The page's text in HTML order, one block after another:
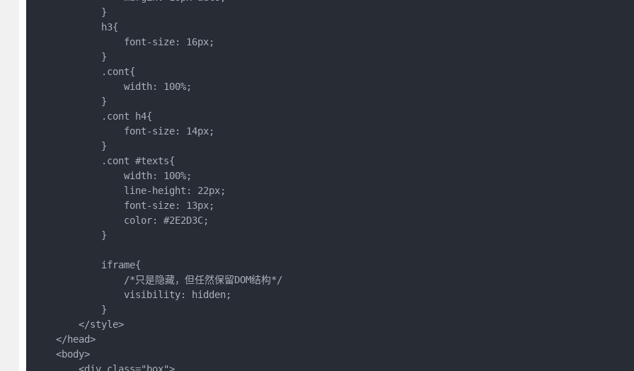
            }
            h3{
                font-size: 16px;
            }
            .cont{
                width: 100%;
            }
            .cont h4{
                font-size: 14px;
            }
            .cont #texts{
                width: 100%;
                line-height: 22px;
                font-size: 13px;
                color: #2E2D3C;
            }
            iframe{
                /*只是隐藏，但任然保留DOM结构*/
                visibility: hidden;
            }
        </style>
    </head>
    <body>